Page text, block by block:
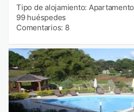
Tipo de alojamiento: Apartamento
99 huéspedes
Comentarios: 8